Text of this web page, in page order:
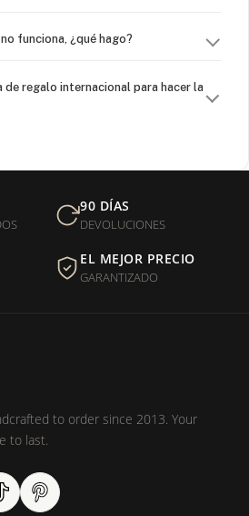
funciona, ¿qué hago?
de regalo internacional para hacer la
USPS, ¿qué hago para que sea
de níquel?
90 DÍAS
DEVOLUCIONES
EL MEJOR PRECIO
GARANTIZADO
to order since 2013. Your
to last.